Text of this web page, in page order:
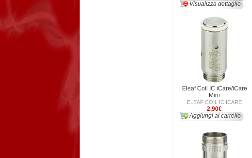
Visualizza dettaglio
Eleaf Coil IC iCare/iCare
Mini
ELEAF COIL IC ICARE
2,90€
Aggiungi al carrello